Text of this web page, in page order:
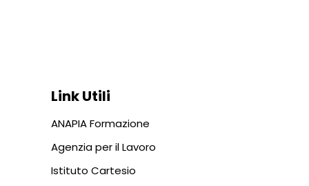
Link Utili
ANAPIA Formazione
Agenzia per il Lavoro
Istituto Cartesio